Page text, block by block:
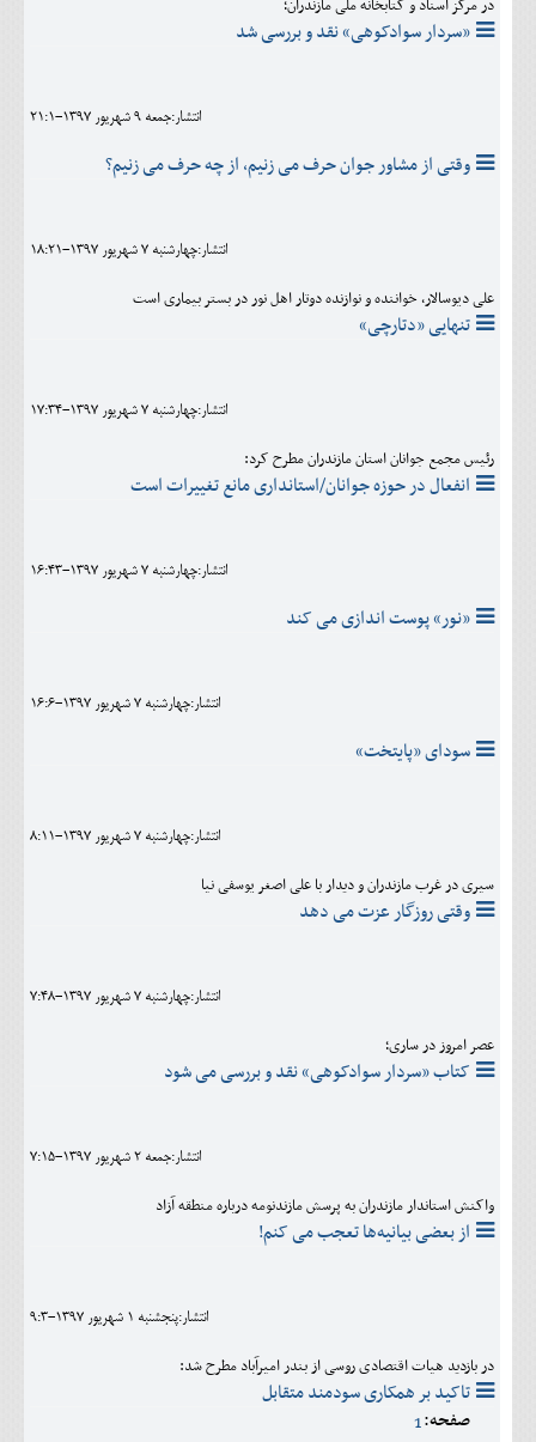
در مرکز اسناد و کتابخانه ملی مازندران؛
«سردار سوادکوهی» نقد و بررسی شد
انتشار:جمعه 9 شهريور 1397-21:1
وقتی از مشاور جوان حرف می زنیم، از چه حرف می زنیم؟
انتشار:چهارشنبه 7 شهريور 1397-18:21
علی دیوسالار، خواننده و نوازنده دوتار اهل نور در بستر بیماری است
تنهایی «دتارچی»
انتشار:چهارشنبه 7 شهريور 1397-17:34
رئیس مجمع جوانان استان مازندران مطرح کرد:
انفعال در حوزه جوانان/استانداری مانع تغییرات است
انتشار:چهارشنبه 7 شهريور 1397-16:43
«نور» پوست اندازی می کند
انتشار:چهارشنبه 7 شهريور 1397-16:6
سودای «پایتخت»
انتشار:چهارشنبه 7 شهريور 1397-8:11
سیری در غرب مازندران و دیدار با علی اصغر یوسفی نیا
وقتی روزگار عزت می دهد
انتشار:چهارشنبه 7 شهريور 1397-7:48
عصر امروز در ساری؛
کتاب «سردار سوادکوهی» نقد و بررسی می شود
انتشار:جمعه 2 شهريور 1397-7:15
واکنش استاندار مازندران به پرسش مازندنومه درباره منطقه آزاد
از بعضی بیانیه‌ها تعجب می کنم!
انتشار:پنجشنبه 1 شهريور 1397-9:3
در بازدید هیات اقتصادی روسی از بندر امیرآباد مطرح شد:
تاکید بر همکاری سودمند متقابل
صفحه:1